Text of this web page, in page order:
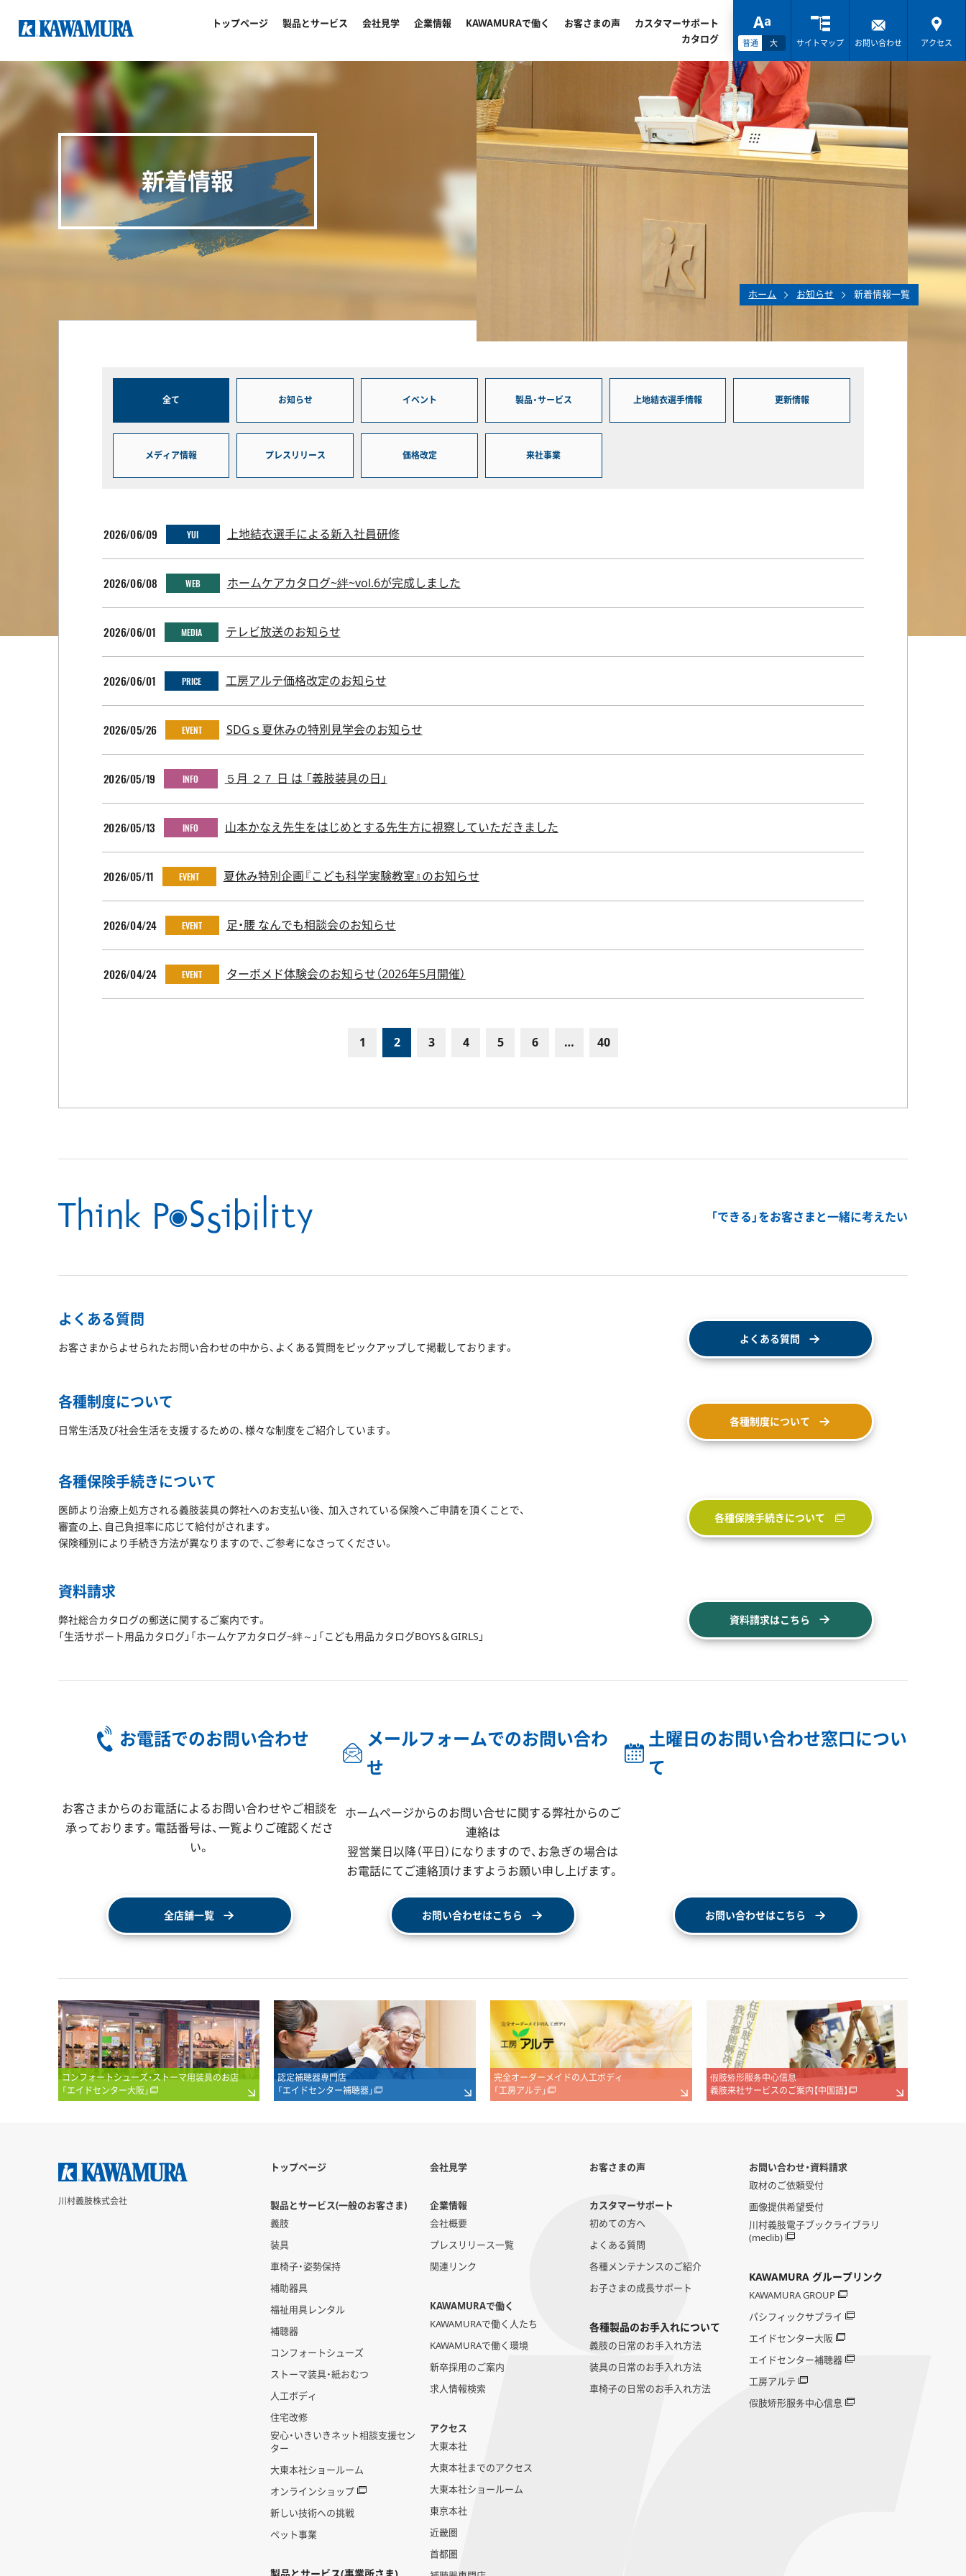
トップページ 製品とサービス 会社見学 企業情報 KAWAMURAで働く お客さまの声
カスタマーサポート
カタログ
普通 大 サイトマップ お問い合わせ アクセス
新着情報
ホーム お知らせ 新着情報一覧
全て お知らせ イベント 製品・サービス 上地結衣選手情報 更新情報
メディア情報 プレスリリース 価格改定 来社事業
2026/06/09 YUI 上地結衣選手による新入社員研修
2026/06/08 WEB ホームケアカタログ~絆~vol.6が完成しました
2026/06/01 MEDIA テレビ放送のお知らせ
2026/06/01 PRICE 工房アルテ価格改定のお知らせ
2026/05/26 EVENT SDGｓ夏休みの特別見学会のお知らせ
2026/05/19 INFO ５月 ２７ 日 は 「義肢装具の日」
2026/05/13 INFO 山本かなえ先生をはじめとする先生方に視察していただきました
2026/05/11 EVENT 夏休み特別企画『こども科学実験教室』のお知らせ
2026/04/24 EVENT 足・腰 なんでも相談会のお知らせ
2026/04/24 EVENT ターボメド体験会のお知らせ（2026年5月開催）
1 2 3 4 5 6 … 40
「できる」をお客さまと一緒に考えたい
よくある質問
お客さまからよせられたお問い合わせの中から、よくある質問をピックアップして掲載しております。
よくある質問
各種制度について
日常生活及び社会生活を支援するための、様々な制度をご紹介しています。
各種制度について
各種保険手続きについて
医師より治療上処方される義肢装具の弊社へのお支払い後、 加入されている保険へご申請を頂くことで、
審査の上、自己負担率に応じて給付がされます。
保険種別により手続き方法が異なりますので、ご参考になさってください。
各種保険手続きについて
資料請求
弊社総合カタログの郵送に関するご案内です。
「生活サポート用品カタログ」「ホームケアカタログ~絆～」「こども用品カタログBOYS＆GIRLS」
資料請求はこちら
お電話でのお問い合わせ
お客さまからのお電話によるお問い合わせやご相談を
承っております。電話番号は、一覧よりご確認くださ
い。
全店舗一覧
メールフォームでのお問い合わ
せ
ホームページからのお問い合せに関する弊社からのご
連絡は
翌営業日以降（平日）になりますので、 お急ぎの場合は
お電話にてご連絡頂けますようお願い申し上げます。
お問い合わせはこちら
土曜日のお問い合わせ窓口につい
て
お問い合わせはこちら
コンフォートシューズ・ストーマ用装具のお店
「エイドセンター大阪」
認定補聴器専門店
「エイドセンター補聴器」
完全オーダーメイドの人工ボディ
「工房アルテ」
假肢矫形服务中心信息
義肢来社サービスのご案内【中国語】
川村義肢株式会社
トップページ
製品とサービス(一般のお客さま)
義肢
装具
車椅子・姿勢保持
補助器具
福祉用具レンタル
補聴器
コンフォートシューズ
ストーマ装具・紙おむつ
人工ボディ
住宅改修
安心・いきいきネット相談支援セン
ター
大東本社ショールーム
オンラインショップ
新しい技術への挑戦
ペット事業
会社見学
企業情報
会社概要
プレスリリース一覧
関連リンク
KAWAMURAで働く
KAWAMURAで働く人たち
KAWAMURAで働く環境
新卒採用のご案内
求人情報検索
アクセス
大東本社
大東本社までのアクセス
大東本社ショールーム
東京本社
近畿圏
首都圏
お客さまの声
カスタマーサポート
初めての方へ
よくある質問
各種メンテナンスのご紹介
お子さまの成長サポート
各種製品のお手入れについて
義肢の日常のお手入れ方法
装具の日常のお手入れ方法
車椅子の日常のお手入れ方法
お問い合わせ・資料請求
取材のご依頼受付
画像提供希望受付
川村義肢電子ブックライブラリ
(meclib)
KAWAMURA グループリンク
KAWAMURA GROUP
パシフィックサプライ
エイドセンター大阪
エイドセンター補聴器
工房アルテ
假肢矫形服务中心信息